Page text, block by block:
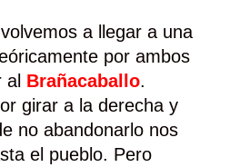
a llegar a una
por ambos
al Brañacaballo.
girar a la derecha y
no abandonarlo nos
el pueblo. Pero